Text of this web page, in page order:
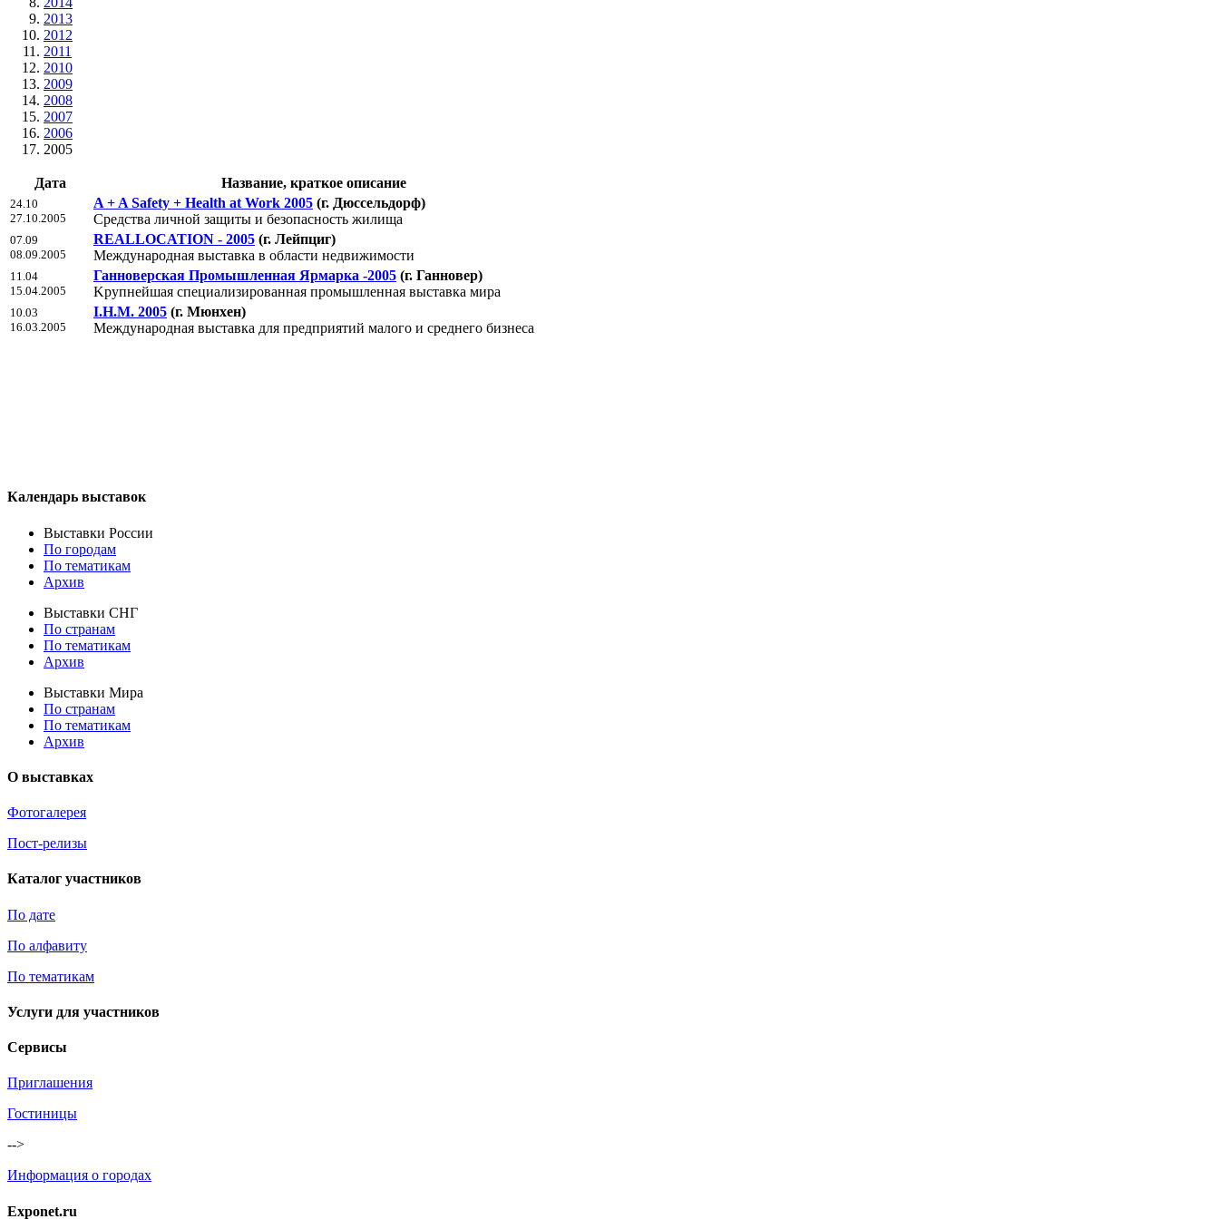
2013
2012
2011
2010
2009
2008
2007
2006
2005
Дата Название, краткое описание
24.10
27.10.2005
A + A Safety + Health at Work 2005 (г. Дюссельдорф)
Средства личной защиты и безопасность жилища
07.09
08.09.2005
REALLOCATION - 2005 (г. Лейпциг)
Международная выставка в области недвижимости
11.04
15.04.2005
Ганноверская Промышленная Ярмарка -2005 (г. Ганновер)
Kрупнейшая специализированная промышленная выставка мира
10.03
16.03.2005
I.H.M. 2005 (г. Мюнхен)
Международная выставка для предприятий малого и среднего бизнеса
Календарь выставок
Выставки России
По городам
По тематикам
Архив
Выставки СНГ
По странам
По тематикам
Архив
Выставки Мира
По странам
По тематикам
Архив
О выставках
Фотогалерея
Пост-релизы
Каталог участников
По дате
По алфавиту
По тематикам
Услуги для участников
Сервисы
Приглашения
Гостиницы
-->
Информация о городах
Exponet.ru